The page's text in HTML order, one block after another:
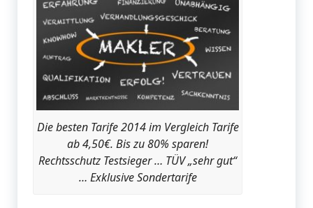
Die besten Tarife 2014 im Vergleich Tarife
ab 4,50€. Bis zu 80% sparen!
Rechtsschutz Testsieger … TÜV „sehr gut“
… Exklusive Sondertarife